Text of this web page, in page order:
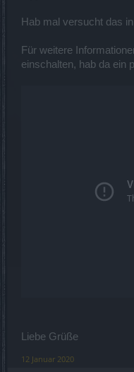
Hab mal versucht das
Für weitere
einschalten, hab da ein
Liebe Grüße
12 Januar 2020